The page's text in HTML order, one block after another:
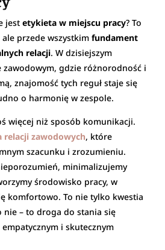
jest etykieta w miejscu pracy? To
przede wszystkim fundament
relacji. W dzisiejszym
zawodowym, gdzie różnorodność i
znajomość tych reguł staje się
o harmonię w zespole.
więcej niż sposób komunikacji.
zawodowych, które
szacunku i zrozumieniu.
minimalizujemy
środowisko pracy, w
komfortowo. To nie tylko kwestia
nie – to droga do stania się
i skutecznym